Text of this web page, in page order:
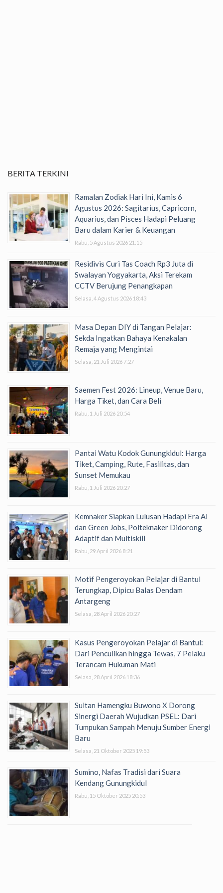
BERITA TERKINI
Ramalan Zodiak Hari Ini, Kamis 6
Agustus 2026: Sagitarius, Capricorn,
Aquarius, dan Pisces Hadapi Peluang
Baru dalam Karier & Keuangan
Rabu, 5 Agustus 2026 21:15
Residivis Curi Tas Coach Rp3 Juta di
Swalayan Yogyakarta, Aksi Terekam
CCTV Berujung Penangkapan
Selasa, 4 Agustus 2026 18:43
Masa Depan DIY di Tangan Pelajar:
Sekda Ingatkan Bahaya Kenakalan
Remaja yang Mengintai
Selasa, 21 Juli 2026 7:27
Saemen Fest 2026: Lineup, Venue Baru,
Harga Tiket, dan Cara Beli
Rabu, 1 Juli 2026 20:54
Pantai Watu Kodok Gunungkidul: Harga
Tiket, Camping, Rute, Fasilitas, dan
Sunset Memukau
Rabu, 1 Juli 2026 20:27
Kemnaker Siapkan Lulusan Hadapi Era AI
dan Green Jobs, Polteknaker Didorong
Adaptif dan Multiskill
Rabu, 29 April 2026 8:21
Motif Pengeroyokan Pelajar di Bantul
Terungkap, Dipicu Balas Dendam
Antargeng
Selasa, 28 April 2026 20:27
Kasus Pengeroyokan Pelajar di Bantul:
Dari Penculikan hingga Tewas, 7 Pelaku
Terancam Hukuman Mati
Selasa, 28 April 2026 18:36
Sultan Hamengku Buwono X Dorong
Sinergi Daerah Wujudkan PSEL: Dari
Tumpukan Sampah Menuju Sumber Energi
Baru
Selasa, 21 Oktober 2025 19:53
Sumino, Nafas Tradisi dari Suara
Kendang Gunungkidul
Rabu, 15 Oktober 2025 20:53